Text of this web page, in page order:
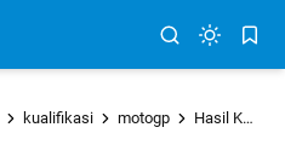
kualifikasi motogp Hasil Kualifikasi MotoGP Jerman 2016, Sachsenring Bakal Menjadi Milik Marquez